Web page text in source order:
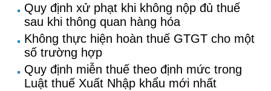
Quy định xử phạt khi không nộp đủ thuế
sau khi thông quan hàng hóa
Không thực hiện hoàn thuế GTGT cho một
số trường hợp
Quy định miễn thuế theo định mức trong
Luật thuế Xuất Nhập khẩu mới nhất